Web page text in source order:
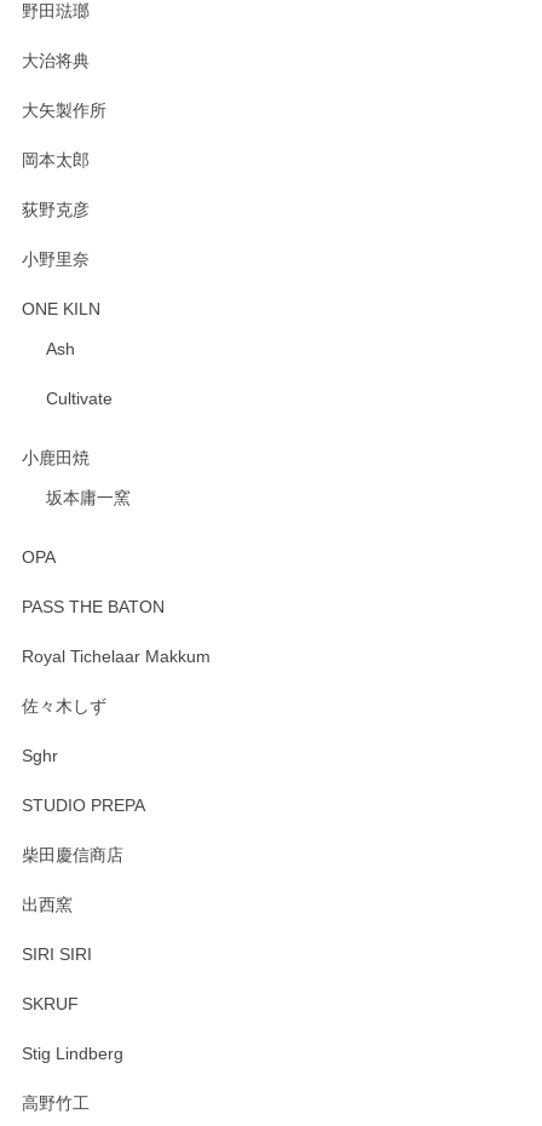
野田琺瑯
大治将典
大矢製作所
岡本太郎
荻野克彦
小野里奈
ONE KILN
Ash
Cultivate
小鹿田焼
坂本庸一窯
OPA
PASS THE BATON
Royal Tichelaar Makkum
佐々木しず
Sghr
STUDIO PREPA
柴田慶信商店
出西窯
SIRI SIRI
SKRUF
Stig Lindberg
高野竹工